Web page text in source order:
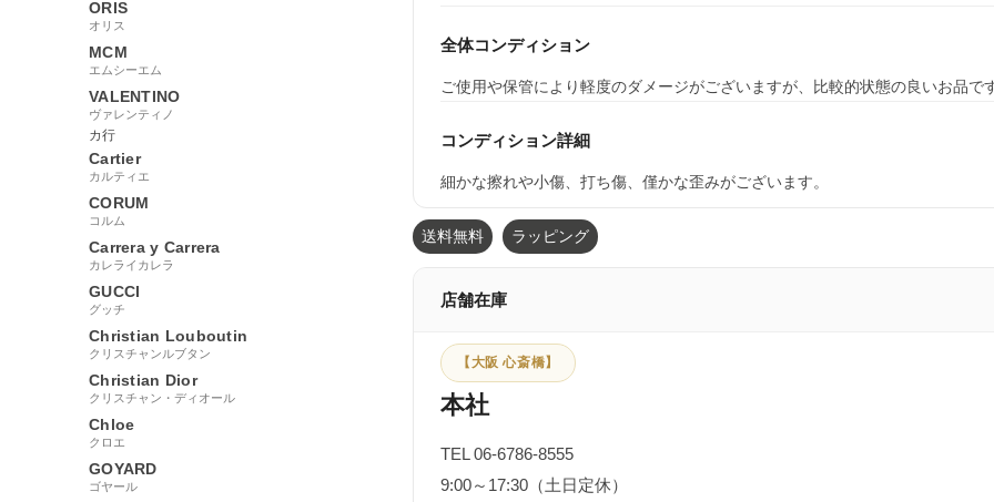
ORIS
オリス
MCM
エムシーエム
VALENTINO
ヴァレンティノ
カ行
Cartier
カルティエ
CORUM
コルム
Carrera y Carrera
カレライカレラ
GUCCI
グッチ
Christian Louboutin
クリスチャンルブタン
Christian Dior
クリスチャン・ディオール
Chloe
クロエ
GOYARD
ゴヤール
全体コンディション
ご使用や保管により軽度のダメージがございますが、比較的状態の良いお品
コンディション詳細
細かな擦れや小傷、打ち傷、僅かな歪みがございます。
送料無料 ラッピング
店舗在庫
【大阪 心斎橋】
本社
TEL 06-6786-8555
9:00～17:30（土日定休）